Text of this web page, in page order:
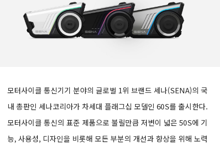
모터사이클 통신기기 분야의 글로벌 1위 브랜드 세나(SENA)의 국
내 총판인 세나코리아가 차세대 플래그십 모델인 60S를 출시한다.
모터사이클 통신의 표준 제품으로 불릴만큼 저변이 넓은 50S에 기
능, 사용성, 디자인을 비롯해 모든 부분의 개선과 향상을 위해 노력